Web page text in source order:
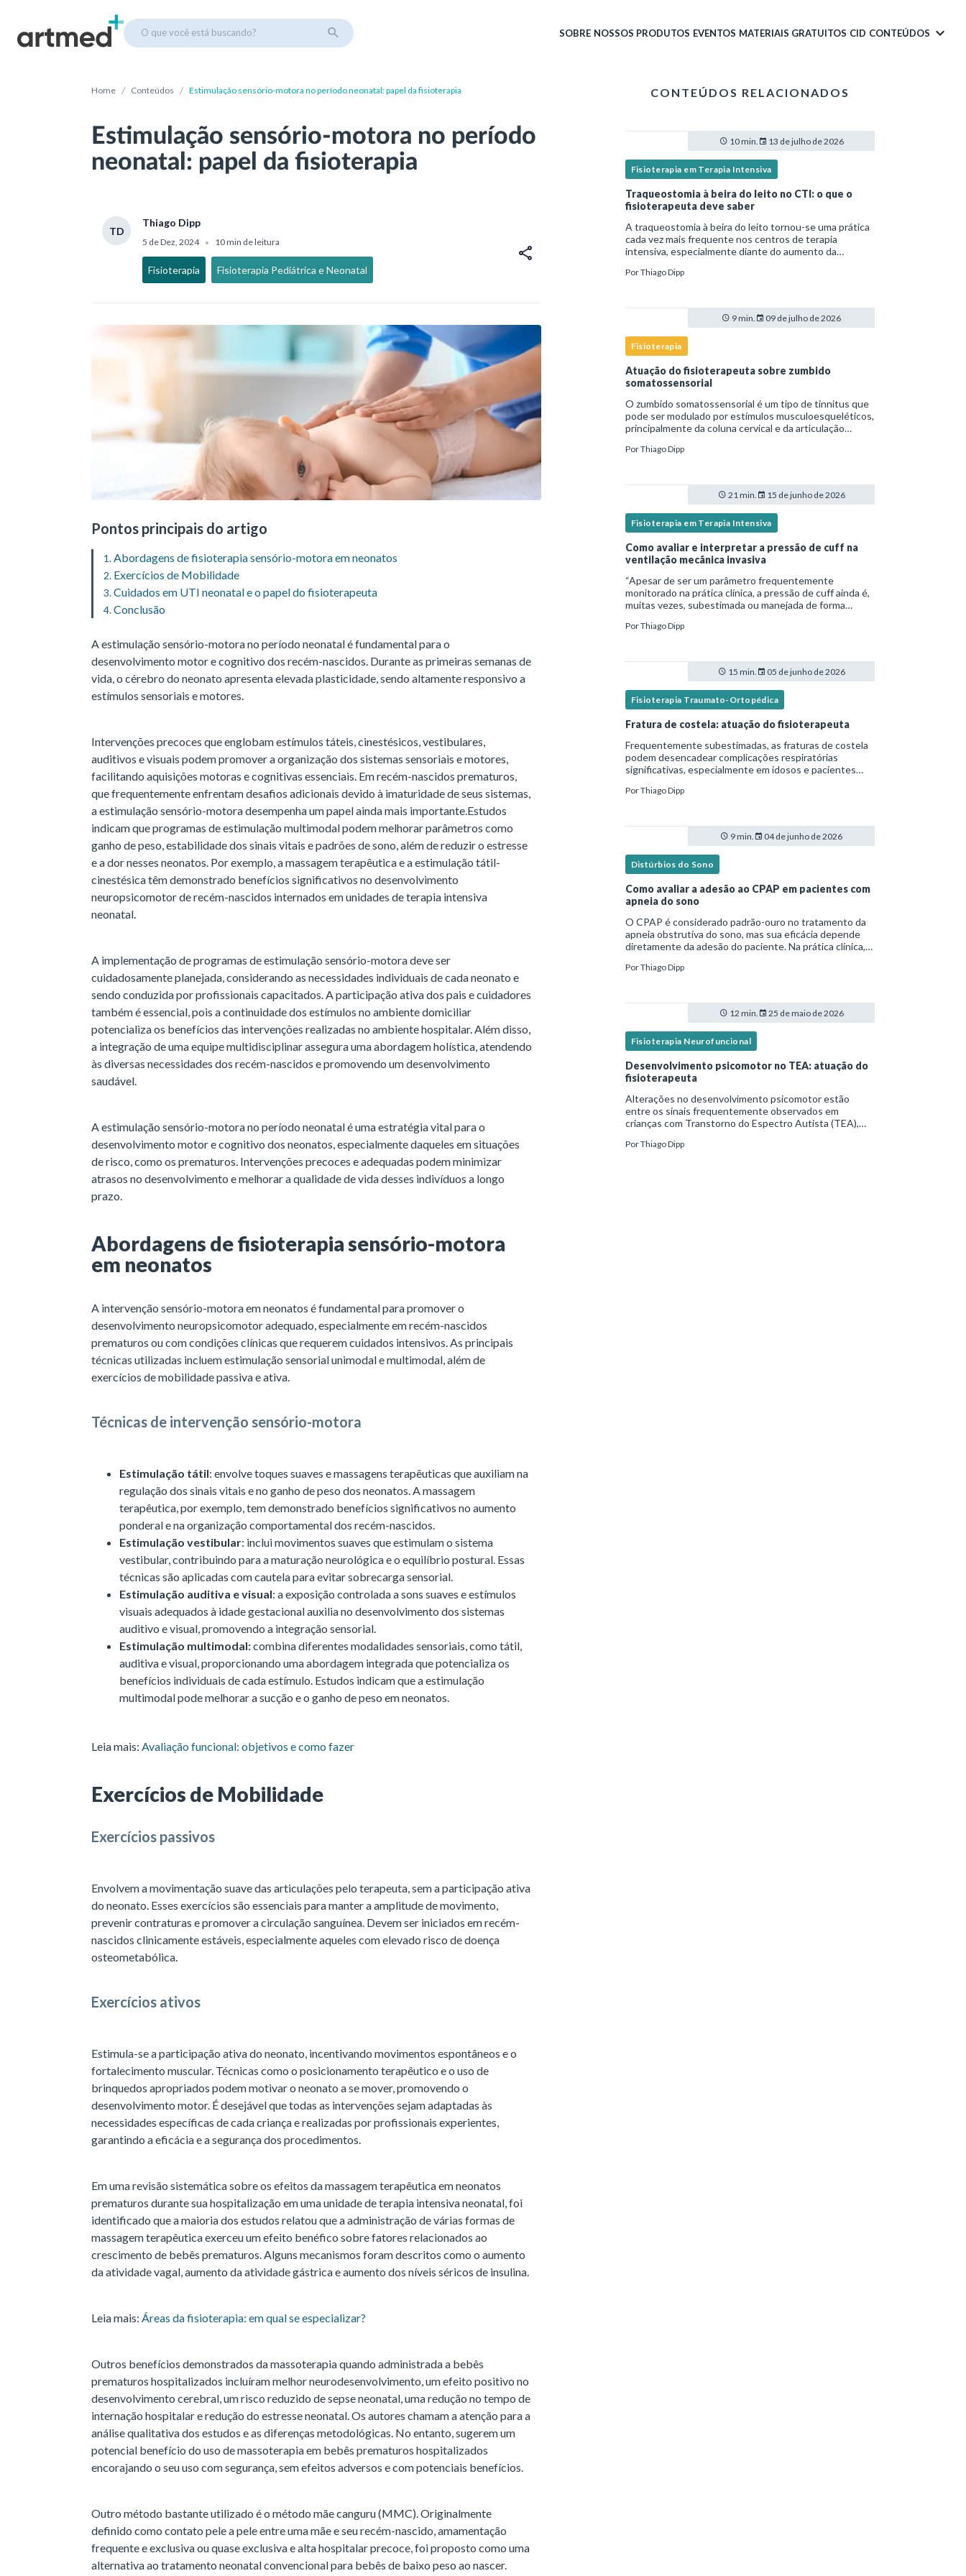
O que você está buscando? SOBRE NOSSOS PRODUTOS EVENTOS MATERIAIS GRATUITOS CID CONTEÚDOS
Home / Conteúdos / Estimulação sensório-motora no período neonatal: papel da fisioterapia
Estimulação sensório-motora no período
neonatal: papel da fisioterapia
TD
Thiago Dipp
5 de Dez, 2024 • 10 min de leitura
Fisioterapia Fisioterapia Pediátrica e Neonatal
Pontos principais do artigo
Abordagens de fisioterapia sensório-motora em neonatos
Exercícios de Mobilidade
Cuidados em UTI neonatal e o papel do fisioterapeuta
Conclusão
A estimulação sensório-motora no período neonatal é fundamental para o
desenvolvimento motor e cognitivo dos recém-nascidos. Durante as primeiras semanas de
vida, o cérebro do neonato apresenta elevada plasticidade, sendo altamente responsivo a
estímulos sensoriais e motores.
Intervenções precoces que englobam estímulos táteis, cinestésicos, vestibulares,
auditivos e visuais podem promover a organização dos sistemas sensoriais e motores,
facilitando aquisições motoras e cognitivas essenciais. Em recém-nascidos prematuros,
que frequentemente enfrentam desafios adicionais devido à imaturidade de seus sistemas,
a estimulação sensório-motora desempenha um papel ainda mais importante.Estudos
indicam que programas de estimulação multimodal podem melhorar parâmetros como
ganho de peso, estabilidade dos sinais vitais e padrões de sono, além de reduzir o estresse
e a dor nesses neonatos. Por exemplo, a massagem terapêutica e a estimulação tátil-
cinestésica têm demonstrado benefícios significativos no desenvolvimento
neuropsicomotor de recém-nascidos internados em unidades de terapia intensiva
neonatal.
A implementação de programas de estimulação sensório-motora deve ser
cuidadosamente planejada, considerando as necessidades individuais de cada neonato e
sendo conduzida por profissionais capacitados. A participação ativa dos pais e cuidadores
também é essencial, pois a continuidade dos estímulos no ambiente domiciliar
potencializa os benefícios das intervenções realizadas no ambiente hospitalar. Além disso,
a integração de uma equipe multidisciplinar assegura uma abordagem holística, atendendo
às diversas necessidades dos recém-nascidos e promovendo um desenvolvimento
saudável.
A estimulação sensório-motora no período neonatal é uma estratégia vital para o
desenvolvimento motor e cognitivo dos neonatos, especialmente daqueles em situações
de risco, como os prematuros. Intervenções precoces e adequadas podem minimizar
atrasos no desenvolvimento e melhorar a qualidade de vida desses indivíduos a longo
prazo.
Abordagens de fisioterapia sensório-motora
em neonatos
A intervenção sensório-motora em neonatos é fundamental para promover o
desenvolvimento neuropsicomotor adequado, especialmente em recém-nascidos
prematuros ou com condições clínicas que requerem cuidados intensivos. As principais
técnicas utilizadas incluem estimulação sensorial unimodal e multimodal, além de
exercícios de mobilidade passiva e ativa.
Técnicas de intervenção sensório-motora
Estimulação tátil: envolve toques suaves e massagens terapêuticas que auxiliam na
regulação dos sinais vitais e no ganho de peso dos neonatos. A massagem
terapêutica, por exemplo, tem demonstrado benefícios significativos no aumento
ponderal e na organização comportamental dos recém-nascidos.
Estimulação vestibular: inclui movimentos suaves que estimulam o sistema
vestibular, contribuindo para a maturação neurológica e o equilíbrio postural. Essas
técnicas são aplicadas com cautela para evitar sobrecarga sensorial.
Estimulação auditiva e visual: a exposição controlada a sons suaves e estímulos
visuais adequados à idade gestacional auxilia no desenvolvimento dos sistemas
auditivo e visual, promovendo a integração sensorial.
Estimulação multimodal:combina diferentes modalidades sensoriais, como tátil,
auditiva e visual, proporcionando uma abordagem integrada que potencializa os
benefícios individuais de cada estímulo. Estudos indicam que a estimulação
multimodal pode melhorar a sucção e o ganho de peso em neonatos.
Leia mais: Avaliação funcional: objetivos e como fazer
Exercícios de Mobilidade
Exercícios passivos
Envolvem a movimentação suave das articulações pelo terapeuta, sem a participação ativa
do neonato. Esses exercícios são essenciais para manter a amplitude de movimento,
prevenir contraturas e promover a circulação sanguínea. Devem ser iniciados em recém-
nascidos clinicamente estáveis, especialmente aqueles com elevado risco de doença
osteometabólica.
Exercícios ativos
Estimula-se a participação ativa do neonato, incentivando movimentos espontâneos e o
fortalecimento muscular. Técnicas como o posicionamento terapêutico e o uso de
brinquedos apropriados podem motivar o neonato a se mover, promovendo o
desenvolvimento motor. É desejável que todas as intervenções sejam adaptadas às
necessidades específicas de cada criança e realizadas por profissionais experientes,
garantindo a eficácia e a segurança dos procedimentos.
Em uma revisão sistemática sobre os efeitos da massagem terapêutica em neonatos
prematuros durante sua hospitalização em uma unidade de terapia intensiva neonatal, foi
identificado que a maioria dos estudos relatou que a administração de várias formas de
massagem terapêutica exerceu um efeito benéfico sobre fatores relacionados ao
crescimento de bebês prematuros. Alguns mecanismos foram descritos como o aumento
da atividade vagal, aumento da atividade gástrica e aumento dos níveis séricos de insulina.
Leia mais: Áreas da fisioterapia: em qual se especializar?
Outros benefícios demonstrados da massoterapia quando administrada a bebês
prematuros hospitalizados incluíram melhor neurodesenvolvimento, um efeito positivo no
desenvolvimento cerebral, um risco reduzido de sepse neonatal, uma redução no tempo de
internação hospitalar e redução do estresse neonatal. Os autores chamam a atenção para a
análise qualitativa dos estudos e as diferenças metodológicas. No entanto, sugerem um
potencial benefício do uso de massoterapia em bebês prematuros hospitalizados
encorajando o seu uso com segurança, sem efeitos adversos e com potenciais benefícios.
Outro método bastante utilizado é o método mãe canguru (MMC). Originalmente
definido como contato pele a pele entre uma mãe e seu recém-nascido, amamentação
frequente e exclusiva ou quase exclusiva e alta hospitalar precoce, foi proposto como uma
alternativa ao tratamento neonatal convencional para bebês de baixo peso ao nascer.
CONTEÚDOS RELACIONADOS
10 min. 13 de julho de 2026
Fisioterapia em Terapia Intensiva
Traqueostomia à beira do leito no CTI: o que o
fisioterapeuta deve saber
A traqueostomia à beira do leito tornou-se uma prática
cada vez mais frequente nos centros de terapia
intensiva, especialmente diante do aumento da
de ventilação mecânica prolongada.Nesse cenário,
PorThiago Dipp
9 min. 09 de julho de 2026
Fisioterapia
Atuação do fisioterapeuta sobre zumbido
somatossensorial
O zumbido somatossensorial é um tipo de tinnitus que
pode ser modulado por estímulos musculoesqueléticos,
principalmente da coluna cervical e da articulação
diretamente na avaliação e no tratamento des
PorThiago Dipp
21 min. 15 de junho de 2026
Fisioterapia em Terapia Intensiva
Como avaliar e interpretar a pressão de cuff na
ventilação mecânica invasiva
“Apesar de ser um parâmetro frequentemente
monitorado na prática clínica, a pressão de cuff ainda é,
muitas vezes, subestimada ou manejada de forma
microaspiração quanto em lesões traqueais
PorThiago Dipp
15 min. 05 de junho de 2026
Fisioterapia Traumato-Ortopédica
Fratura de costela: atuação do fisioterapeuta
Frequentemente subestimadas, as fraturas de costela
podem desencadear complicações respiratórias
significativas, especialmente em idosos e pacientes
em blogs e materiais científicos.Nesse cená
PorThiago Dipp
9 min. 04 de junho de 2026
Distúrbios do Sono
Como avaliar a adesão ao CPAP em pacientes com
apneia do sono
O CPAP é considerado padrão-ouro no tratamento da
apneia obstrutiva do sono, mas sua eficácia depende
diretamente da adesão do paciente. Na prática clínica,
realidade frequente. Diante disso, surg
PorThiago Dipp
12 min. 25 de maio de 2026
Fisioterapia Neurofuncional
Desenvolvimento psicomotor no TEA: atuação do
fisioterapeuta
Alterações no desenvolvimento psicomotor estão
entre os sinais frequentemente observados em
crianças com Transtorno do Espectro Autista (TEA),
formal.Diante disso, a atuação do fisioterapeuta vai
PorThiago Dipp